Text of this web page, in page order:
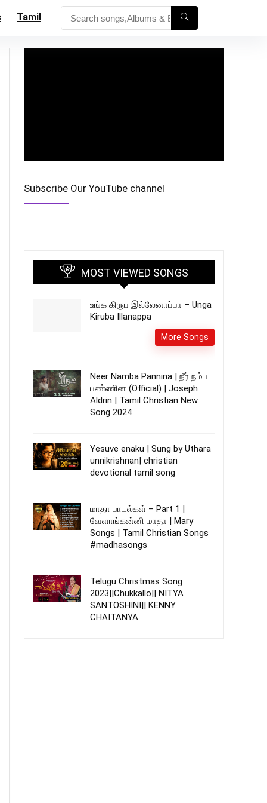
Tamil
Subscribe Our YouTube channel
MOST VIEWED SONGS
உங்க கிருப இல்லேனாப்பா – Unga
Kiruba Illanappa
More Songs
Neer Namba Pannina | நீர் நம்ப
பண்ணின (Official) | Joseph
Aldrin | Tamil Christian New
Song 2024
Yesuve enaku | Sung by Uthara
unnikrishnan| christian
devotional tamil song
மாதா பாடல்கள் – Part 1 |
வேளாங்கன்னி மாதா | Mary
Songs | Tamil Christian Songs
#madhasongs
Telugu Christmas Song
2023||Chukkallo|| NITYA
SANTOSHINI|| KENNY
CHAITANYA